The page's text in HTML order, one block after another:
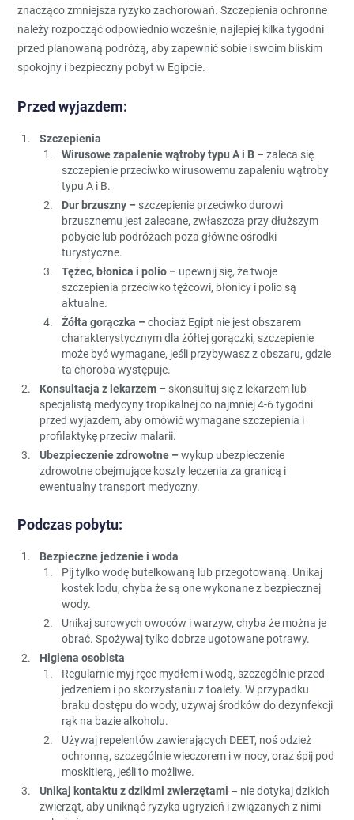
znacząco zmniejsza ryzyko zachorowań. Szczepienia ochronne
należy rozpocząć odpowiednio wcześnie, najlepiej kilka tygodni
przed planowaną podróżą, aby zapewnić sobie i swoim bliskim
spokojny i bezpieczny pobyt w Egipcie.
Przed wyjazdem:
Szczepienia
Wirusowe zapalenie wątroby typu A i B – zaleca się
szczepienie przeciwko wirusowemu zapaleniu wątroby
typu A i B.
Dur brzuszny – szczepienie przeciwko durowi
brzusznemu jest zalecane, zwłaszcza przy dłuższym
pobycie lub podróżach poza główne ośrodki
turystyczne.
Tężec, błonica i polio – upewnij się, że twoje
szczepienia przeciwko tężcowi, błonicy i polio są
aktualne.
Żółta gorączka –chociaż Egipt nie jest obszarem
charakterystycznym dla żółtej gorączki, szczepienie
może być wymagane, jeśli przybywasz z obszaru, gdzie
ta choroba występuje.
Konsultacja z lekarzem – skonsultuj się z lekarzem lub
specjalistą medycyny tropikalnej co najmniej 4-6 tygodni
przed wyjazdem, aby omówić wymagane szczepienia i
profilaktykę przeciw malarii.
Ubezpieczenie zdrowotne –wykup ubezpieczenie
zdrowotne obejmujące koszty leczenia za granicą i
ewentualny transport medyczny.
Podczas pobytu:
Bezpieczne jedzenie i woda
Pij tylko wodę butelkowaną lub przegotowaną. Unikaj
kostek lodu, chyba że są one wykonane z bezpiecznej
wody.
Unikaj surowych owoców i warzyw, chyba że można je
obrać. Spożywaj tylko dobrze ugotowane potrawy.
Higiena osobista
Regularnie myj ręce mydłem i wodą, szczególnie przed
jedzeniem i po skorzystaniu z toalety. W przypadku
braku dostępu do wody, używaj środków do dezynfekcji
rąk na bazie alkoholu.
Używaj repelentów zawierających DEET, noś odzież
ochronną, szczególnie wieczorem i w nocy, oraz śpij pod
moskitierą, jeśli to możliwe.
Unikaj kontaktu z dzikimi zwierzętami – nie dotykaj dzikich
zwierząt, aby uniknąć ryzyka ugryzień i związanych z nimi